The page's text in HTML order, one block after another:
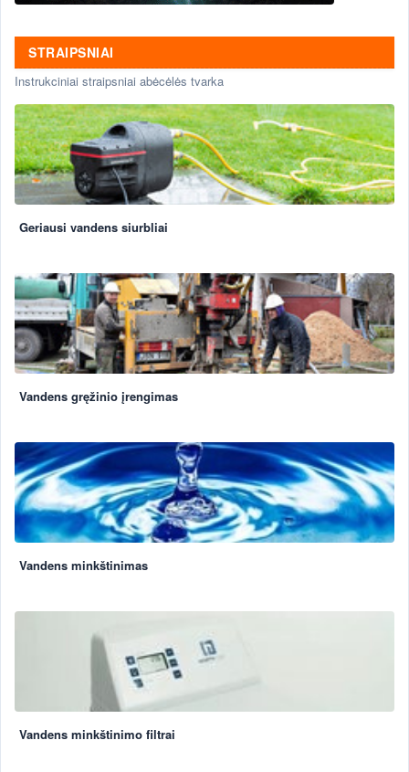
STRAIPSNIAI
Instrukciniai straipsniai abėcėlės tvarka
Geriausi vandens siurbliai
Vandens gręžinio įrengimas
Vandens minkštinimas
Vandens minkštinimo filtrai